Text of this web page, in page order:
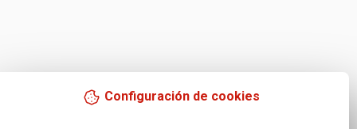
Configuración de cookies